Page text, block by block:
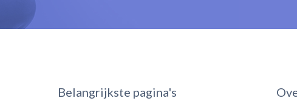
Belangrijkste pagina's